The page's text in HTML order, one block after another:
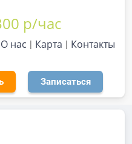
р/час
О нас Карта Контакты
Записаться